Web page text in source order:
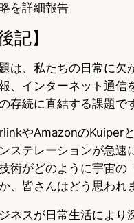
を詳細報告
記】
は、私たちの日常に欠
、インターネット通信
存続に直結する課題で
やAmazonのKuiper
ステレーションが急速
術がどのように宇宙の
、皆さんはどう思われ
ネスが日常生活により